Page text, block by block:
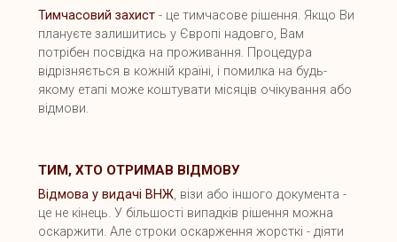
Тимчасовий захист - це тимчасове рішення. Якщо Ви
плануєте залишитись у Європі надовго, Вам
потрібен посвідка на проживання. Процедура
відрізняється в кожній країні, і помилка на будь-
якому етапі може коштувати місяців очікування або
відмови.
ТИМ, ХТО ОТРИМАВ ВІДМОВУ
Відмова у видачі ВНЖ, візи або іншого документа -
це не кінець. У більшості випадків рішення можна
оскаржити. Але строки оскарження жорсткі - діяти